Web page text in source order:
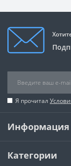
Я прочитал
Информация
Категории